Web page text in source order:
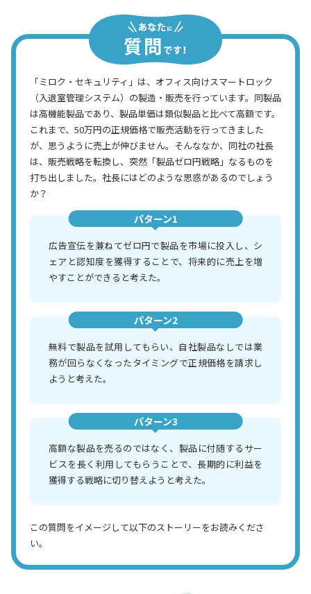
「ミロク・セキュリティ」は、オフィス向けスマートロック
（入退室管理システム）の製造・販売を行っています。同製品
は高機能製品であり、製品単価は類似製品と比べて高額です。
これまで、50万円の正規価格で販売活動を行ってきました
が、思うように売上が伸びません。そんななか、同社の社長
は、販売戦略を転換し、突然「製品ゼロ円戦略」なるものを
打ち出しました。社長にはどのような思惑があるのでしょう
か？
パターン1
広告宣伝を兼ねてゼロ円で製品を市場に投入し、シ
ェアと認知度を獲得することで、将来的に売上を増
やすことができると考えた。
パターン2
無料で製品を試用してもらい、自社製品なしでは業
務が回らなくなったタイミングで正規価格を請求し
ようと考えた。
パターン3
高額な製品を売るのではなく、製品に付随するサー
ビスを長く利用してもらうことで、長期的に利益を
獲得する戦略に切り替えようと考えた。
この質問をイメージして以下のストーリーをお読みくださ
い。